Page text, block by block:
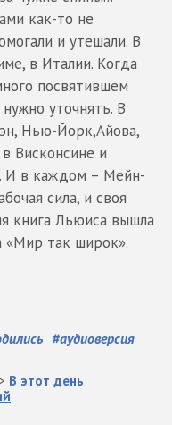
как-то не
и утешали. В
в Италии. Когда
посвятившем
уточнять. В
Нью-Йорк,Айова,
Висконсине и
И в каждом – Мейн-
сила, и своя
книга Льюиса вышла
«Мир так широк».
#аудиоверсия
> В этот день